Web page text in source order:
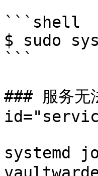
```shell
$ sudo
```
### 服务
systemd